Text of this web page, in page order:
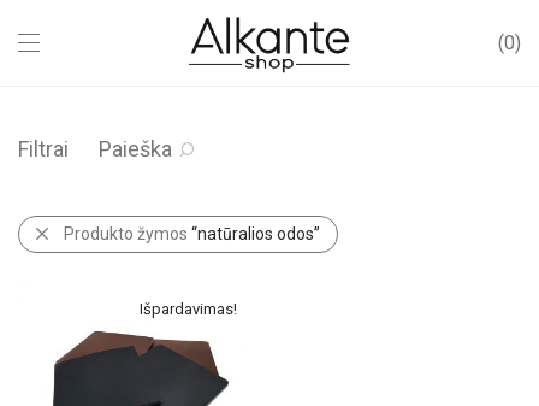
0
Filtrai Paieška
Produkto žymos “natūralios odos”
Išpardavimas!